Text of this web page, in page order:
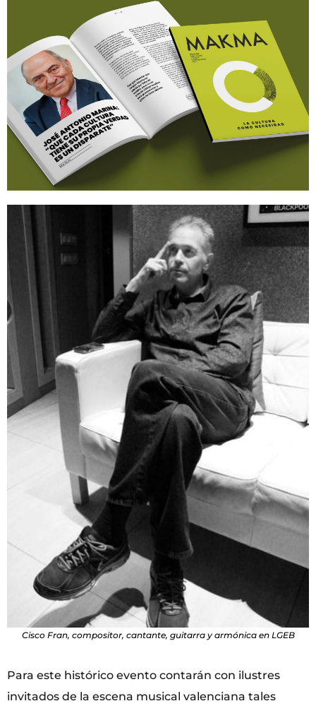
Cisco Fran, compositor, cantante, guitarra y armónica en LGEB
Para este histórico evento contarán con ilustres
invitados de la escena musical valenciana tales